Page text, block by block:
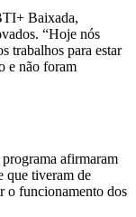
Baixada,
“Hoje nós
trabalhos para estar
e não foram
afirmaram
que tiveram de
o funcionamento dos